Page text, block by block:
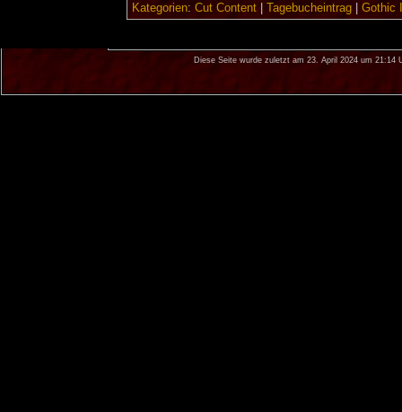
Kategorien: Cut Content| Tagebucheintrag| Gothic
Diese Seite wurde zuletzt am 23. April 2024 um 21:14